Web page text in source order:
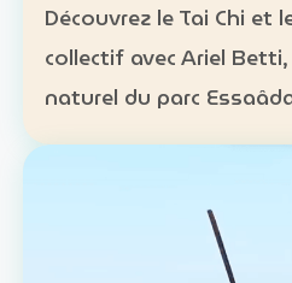
Découvrez le Tai Chi et
collectif avec Ariel
naturel du parc
Format : cours collectif
séances sur un mois Ta…